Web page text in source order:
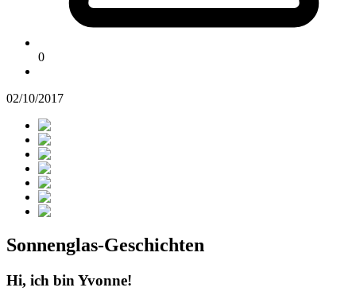
0
02/10/2017
Sonnenglas-Geschichten
Hi, ich bin Yvonne!